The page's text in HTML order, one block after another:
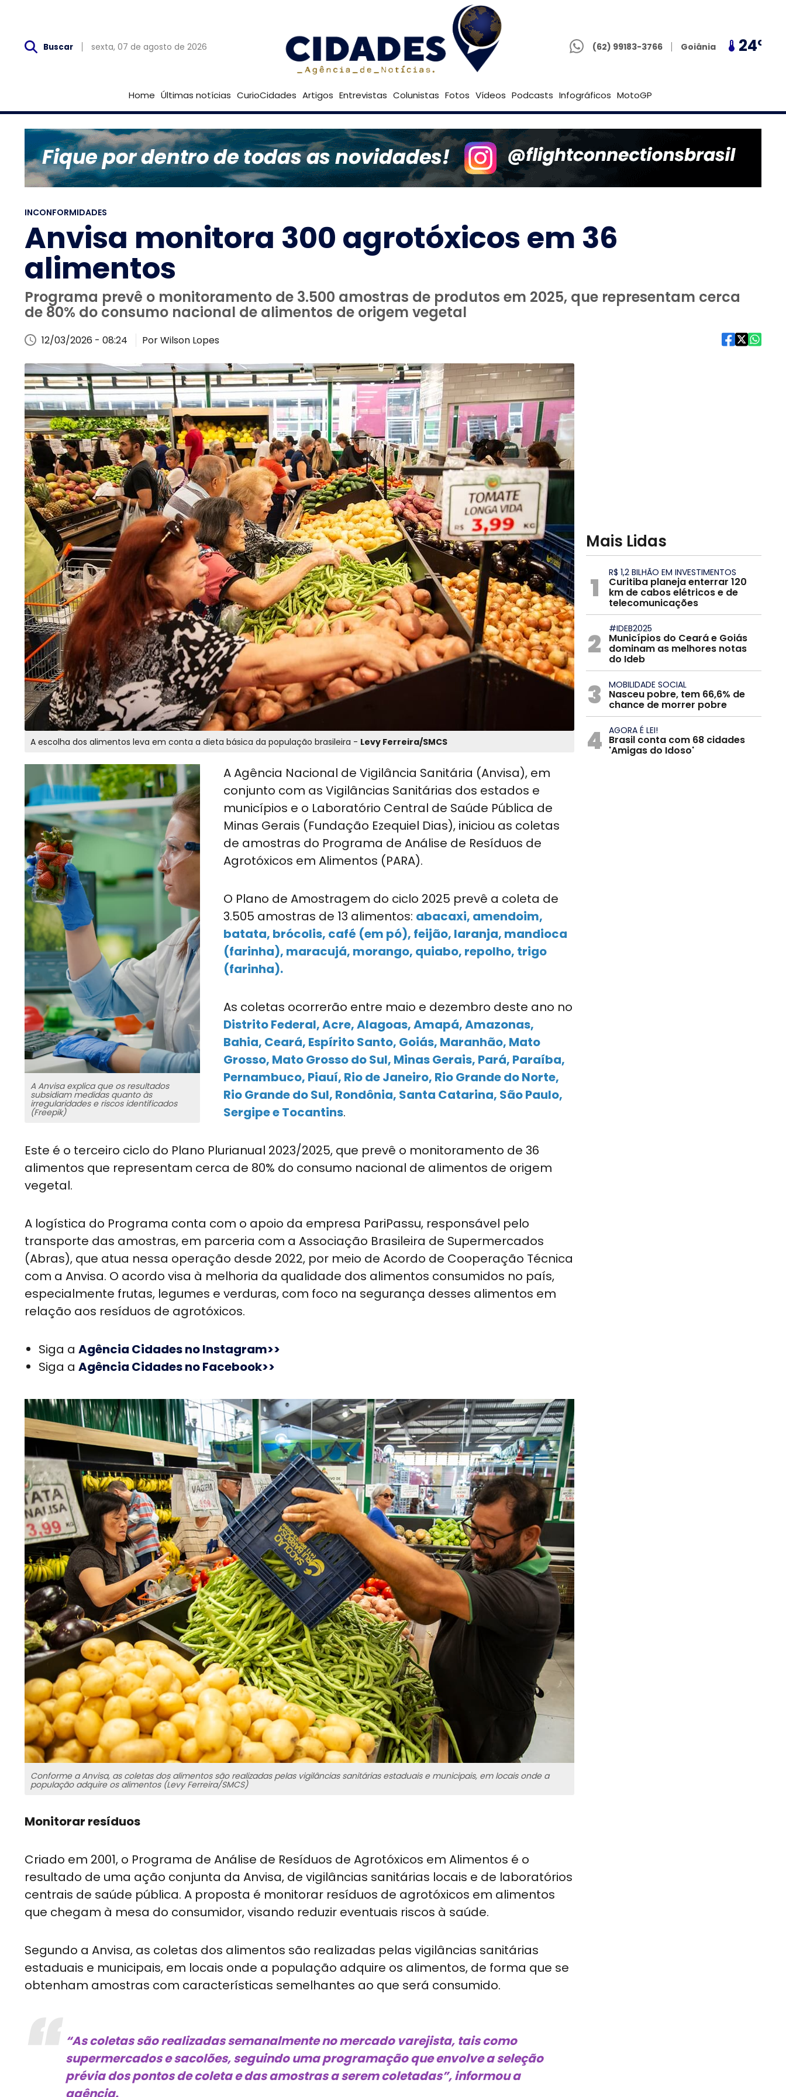
Buscar sexta, 07 de agosto de 2026 (62) 99183-3766
Goiânia 24º Brasília Goiânia 24º Brasília 23º
Home Últimas notícias CurioCidades Artigos Entrevistas Colunistas Fotos Vídeos Podcasts Infográficos MotoGP
INCONFORMIDADES
Anvisa monitora 300 agrotóxicos em 36
alimentos
Programa prevê o monitoramento de 3.500 amostras de produtos em 2025, que representam cerca
de 80% do consumo nacional de alimentos de origem vegetal
12/03/2026 - 08:24 Por Wilson Lopes
A escolha dos alimentos leva em conta a dieta básica da população brasileira - Levy Ferreira/SMCS
A Anvisa explica que os resultados
subsidiam medidas quanto às
irregularidades e riscos identificados
(Freepik)
A Agência Nacional de Vigilância Sanitária (Anvisa), em
conjunto com as Vigilâncias Sanitárias dos estados e
municípios e o Laboratório Central de Saúde Pública de
Minas Gerais (Fundação Ezequiel Dias), iniciou as coletas
de amostras do Programa de Análise de Resíduos de
Agrotóxicos em Alimentos (PARA).
O Plano de Amostragem do ciclo 2025 prevê a coleta de
3.505 amostras de 13 alimentos: abacaxi, amendoim,
batata, brócolis, café (em pó), feijão, laranja, mandioca
(farinha), maracujá, morango, quiabo, repolho, trigo
(farinha).
As coletas ocorrerão entre maio e dezembro deste ano no
Distrito Federal, Acre, Alagoas, Amapá, Amazonas,
Bahia, Ceará, Espírito Santo, Goiás, Maranhão, Mato
Grosso, Mato Grosso do Sul, Minas Gerais, Pará, Paraíba,
Pernambuco, Piauí, Rio de Janeiro, Rio Grande do Norte,
Rio Grande do Sul, Rondônia, Santa Catarina, São Paulo,
Sergipe e Tocantins.
Este é o terceiro ciclo do Plano Plurianual 2023/2025, que prevê o monitoramento de 36
alimentos que representam cerca de 80% do consumo nacional de alimentos de origem
vegetal.
A logística do Programa conta com o apoio da empresa PariPassu, responsável pelo
transporte das amostras, em parceria com a Associação Brasileira de Supermercados
(Abras), que atua nessa operação desde 2022, por meio de Acordo de Cooperação Técnica
com a Anvisa. O acordo visa à melhoria da qualidade dos alimentos consumidos no país,
especialmente frutas, legumes e verduras, com foco na segurança desses alimentos em
relação aos resíduos de agrotóxicos.
Siga a Agência Cidades no Instagram>>
Siga a Agência Cidades no Facebook>>
Conforme a Anvisa, as coletas dos alimentos são realizadas pelas vigilâncias sanitárias estaduais e municipais, em locais onde a
população adquire os alimentos (Levy Ferreira/SMCS)
Monitorar resíduos
Criado em 2001, o Programa de Análise de Resíduos de Agrotóxicos em Alimentos é o
resultado de uma ação conjunta da Anvisa, de vigilâncias sanitárias locais e de laboratórios
centrais de saúde pública. A proposta é monitorar resíduos de agrotóxicos em alimentos
que chegam à mesa do consumidor, visando reduzir eventuais riscos à saúde.
Segundo a Anvisa, as coletas dos alimentos são realizadas pelas vigilâncias sanitárias
estaduais e municipais, em locais onde a população adquire os alimentos, de forma que se
obtenham amostras com características semelhantes ao que será consumido.
“As coletas são realizadas semanalmente no mercado varejista, tais como
supermercados e sacolões, seguindo uma programação que envolve a seleção
prévia dos pontos de coleta e das amostras a serem coletadas”, informou a
Mais Lidas
1 R$ 1,2 BILHÃO EM INVESTIMENTOS
Curitiba planeja enterrar 120
km de cabos elétricos e de
telecomunicações
2 #IDEB2025
Municípios do Ceará e Goiás
dominam as melhores notas
do Ideb
3 MOBILIDADE SOCIAL
Nasceu pobre, tem 66,6% de
chance de morrer pobre
4 AGORA É LEI!
Brasil conta com 68 cidades
'Amigas do Idoso'